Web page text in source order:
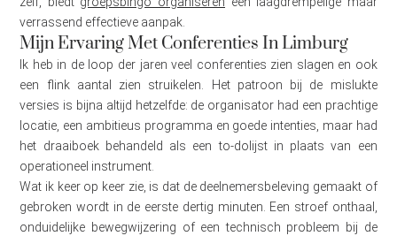
verrassend effectieve aanpak.
Mijn Ervaring Met Conferenties In Limburg
Ik heb in de loop der jaren veel conferenties zien slagen en ook
een flink aantal zien struikelen. Het patroon bij de mislukte
versies is bijna altijd hetzelfde: de organisator had een prachtige
locatie, een ambitieus programma en goede intenties, maar had
het draaiboek behandeld als een to-dolijst in plaats van een
operationeel instrument.
Wat ik keer op keer zie, is dat de deelnemersbeleving gemaakt of
gebroken wordt in de eerste dertig minuten. Een stroef onthaal,
onduidelijke bewegwijzering of een technisch probleem bij de